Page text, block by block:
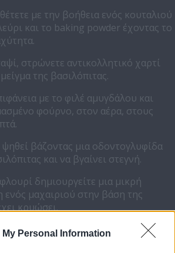
My Personal Information
με την βοήθεια ενός κουταλιού
και το baking powder έχοντας το
στρώνετε αντικολλητικό χαρτί
της βασιλόπιτας.
με το φιλέ αμυγδάλου και
φούρνο, στον αέρα, στους
ψηθεί βάζοντας μια οδοντογλυφίδα
και να βγαίνει στεγνή.
δημιουργείτε μια μικρή
ενός μαχαιριού στην βάση της
κρυώσει.